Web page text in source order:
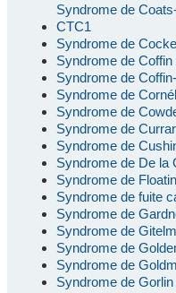
Syndrome de
CTC1
Syndrome de
Syndrome de Coffin
Syndrome de
Syndrome de
Syndrome de
Syndrome de
Syndrome de
Syndrome de De la
Syndrome de
Syndrome de fuite
Syndrome de
Syndrome de
Syndrome de
Syndrome de
Syndrome de Gorlin